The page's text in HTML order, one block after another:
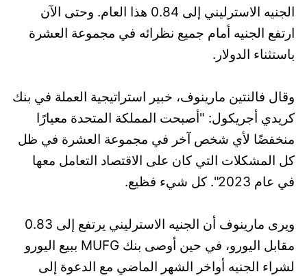
الجنيه الاسترليني إلى 0.84 هذا العام. وحتى الآن
ارتفع الجنيه أمام جميع نظرائه في مجموعة العشرة
باستثناء الدولار.
وقال فالنتين مارينوف، خبير استراتيجية العملة في بنك
كريدي أجريكول: "أصبحت المملكة المتحدة معيارًا
منخفضًا لأي شخص آخر في مجموعة العشرة في ظل
كل المشكلات التي كان على الاقتصاد التعامل معها
في عام 2023". كل شيء فظيع.
ويرى مارينوف أن الجنيه الاسترليني يرتفع إلى 0.83
مقابل اليورو، في حين أوصى بنك MUFG ببيع اليورو
لشراء الجنيه أواخر الشهر الماضي مع الدعوة إلى